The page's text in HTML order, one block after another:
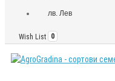
лв. Лев
Wish List 0